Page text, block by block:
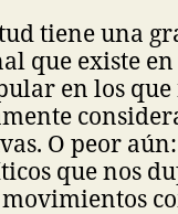
tiene una
que existe
en los
O peor
que nos